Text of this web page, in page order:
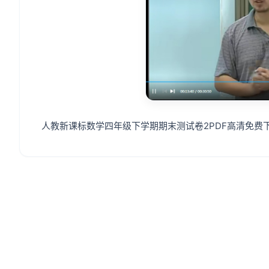
人教新课标数学四年级下学期期末测试卷2PDF高清免费